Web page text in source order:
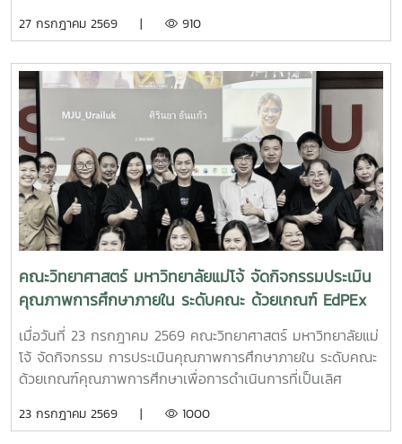
เทคโนโลยีแห่งชาติ และสัปดาห์วิทยาศาสตร์ แห่งชาติ ประจำปี
27 กรกฎาคม 2569 | 910
คณะวิทยาศาสตร์ มหาวิทยาลัยแม่โจ้ จัดกิจกรรมประเมิน
คุณภาพการศึกษาภายใน ระดับคณะ ด้วยเกณฑ์ EdPEx
ประจำปีการศึกษา 2568
เมื่อวันที่ 23 กรกฎาคม 2569 คณะวิทยาศาสตร์ มหาวิทยาลัยแม่
โจ้ จัดกิจกรรม การประเมินคุณภาพการศึกษาภายใน ระดับคณะ
ด้วยเกณฑ์คุณภาพการศึกษาเพื่อการดำเนินการที่เป็นเลิศ
EdPEx) ประจำปีการศึกษา 2568 เพื่อทบทวนผลการดำเนินงาน
23 กรกฎาคม 2569 | 1000